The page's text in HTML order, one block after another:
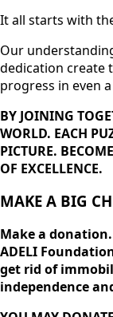
It all starts with
Our
dedication create
progress in even
BY JOINING
WORLD. EACH
PICTURE.
OF EXCELLENCE.
MAKE A BIG
Make a
ADELI
get rid of
independence